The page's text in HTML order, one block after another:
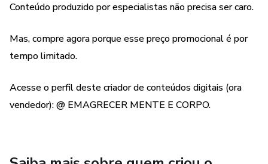
Conteúdo produzido por especialistas não precisa ser caro.
Mas, compre agora porque esse preço promocional é por
tempo limitado.
Acesse o perfil deste criador de conteúdos digitais (ora
vendedor): @ EMAGRECER MENTE E CORPO.